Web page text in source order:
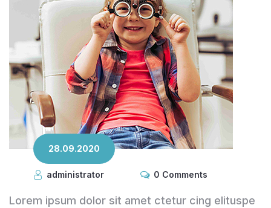
28.09.2020
administrator 0 Comments
Lorem ipsum dolor sit amet ctetur cing elituspe